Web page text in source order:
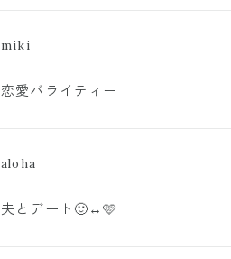
miki
恋愛バライティー
aloha
夫とデート🙂‍↔️🩷